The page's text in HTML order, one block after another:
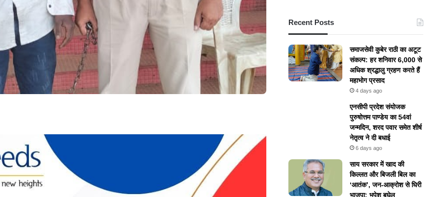
Recent Posts
समाजसेवी कुबेर राठी का अटूट
संकल्प: हर शनिवार 6,000 से
अधिक श्रद्धालु ग्रहण करते हैं
महाभोग प्रसाद
4 days ago
एनसीपी प्रदेश संयोजक
पुरुषोत्तम पाण्डेय का 54वां
जन्मदिन, शरद पवार समेत शीर्ष
नेतृत्व ने दी बधाई
6 days ago
​साय सरकार में खाद की
किल्लत और बिजली बिल का
‘आतंक’, जन-आक्रोश से घिरी
भाजपा: भूपेश बघेल